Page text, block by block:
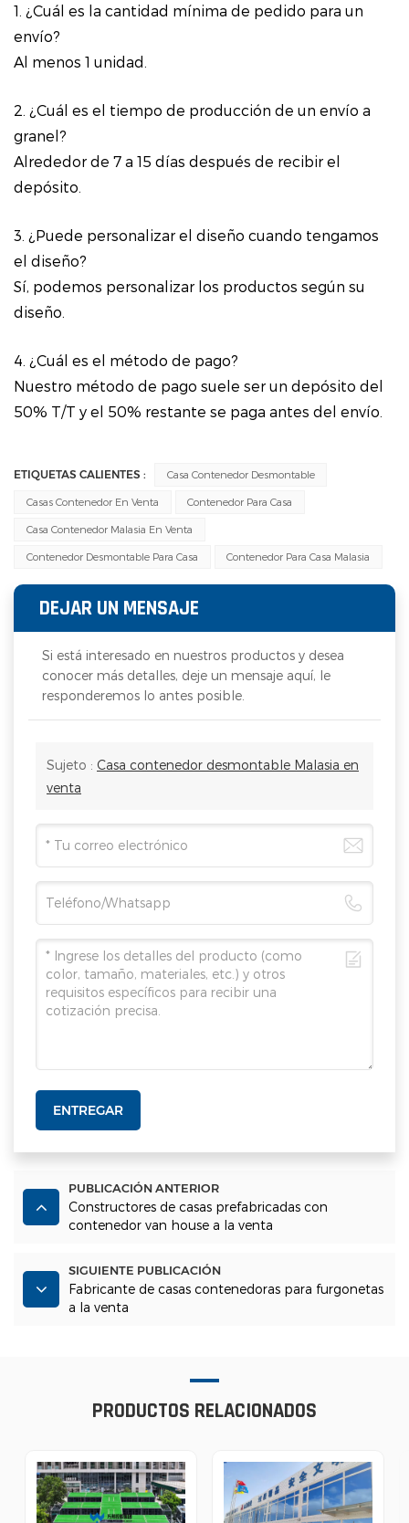
1. ¿Cuál es la cantidad mínima de pedido para un
envío?
Al menos 1 unidad.
2. ¿Cuál es el tiempo de producción de un envío a
granel?
Alrededor de 7 a 15 días después de recibir el
depósito.
3. ¿Puede personalizar el diseño cuando tengamos
el diseño?
Sí, podemos personalizar los productos según su
diseño.
4. ¿Cuál es el método de pago?
Nuestro método de pago suele ser un depósito del
50% T/T y el 50% restante se paga antes del envío.
ETIQUETAS CALIENTES : Casa Contenedor Desmontable
Casas Contenedor En Venta Contenedor Para Casa
Casa Contenedor Malasia En Venta
Contenedor Desmontable Para Casa Contenedor Para Casa Malasia
DEJAR UN MENSAJE
Si está interesado en nuestros productos y desea
conocer más detalles, deje un mensaje aquí, le
responderemos lo antes posible.
Sujeto : Casa contenedor desmontable Malasia en
venta
ENTREGAR
PUBLICACIÓN ANTERIOR
Constructores de casas prefabricadas con
contenedor van house a la venta
SIGUIENTE PUBLICACIÓN
Fabricante de casas contenedoras para furgonetas
a la venta
PRODUCTOS RELACIONADOS